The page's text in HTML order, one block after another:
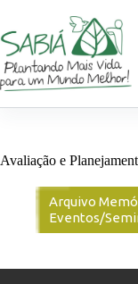
o
conteúdo
Avaliação e
Arquivo
Eventos/